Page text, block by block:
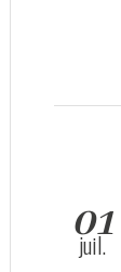
01
juil.